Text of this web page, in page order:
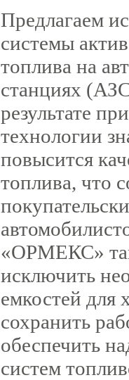
Предлагаем
системы
топлива на
станциях
результате
технологии
повысится
топлива, что
«ОРМЕКС»
исключить
емкостей для
сохранить
обеспечить
систем